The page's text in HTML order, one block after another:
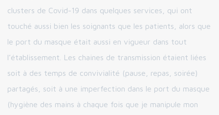
clusters de Covid-19 dans quelques services, qui ont
touché aussi bien les soignants que les patients, alors que
le port du masque était aussi en vigueur dans tout
l’établissement. Les chaines de transmission étaient liées
soit à des temps de convivialité (pause, repas, soirée)
partagés, soit à une imperfection dans le port du masque
(hygiène des mains à chaque fois que je manipule mon